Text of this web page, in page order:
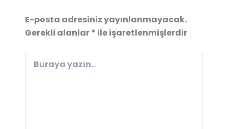
E-posta adresiniz yayınlanmayacak.
Gerekli alanlar* ile işaretlenmişlerdir
yazın..